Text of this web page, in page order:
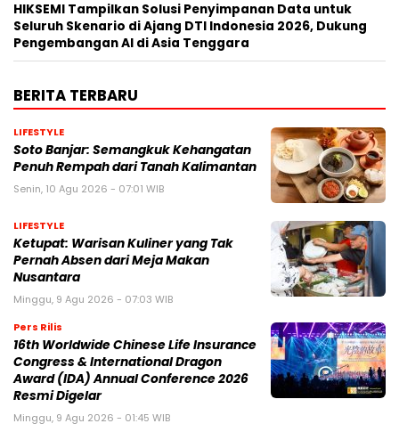
HIKSEMI Tampilkan Solusi Penyimpanan Data untuk
Seluruh Skenario di Ajang DTI Indonesia 2026, Dukung
Pengembangan AI di Asia Tenggara
BERITA TERBARU
LIFESTYLE
Soto Banjar: Semangkuk Kehangatan
Penuh Rempah dari Tanah Kalimantan
Senin, 10 Agu 2026 - 07:01 WIB
LIFESTYLE
Ketupat: Warisan Kuliner yang Tak
Pernah Absen dari Meja Makan
Nusantara
Minggu, 9 Agu 2026 - 07:03 WIB
Pers Rilis
16th Worldwide Chinese Life Insurance
Congress & International Dragon
Award (IDA) Annual Conference 2026
Resmi Digelar
Minggu, 9 Agu 2026 - 01:45 WIB